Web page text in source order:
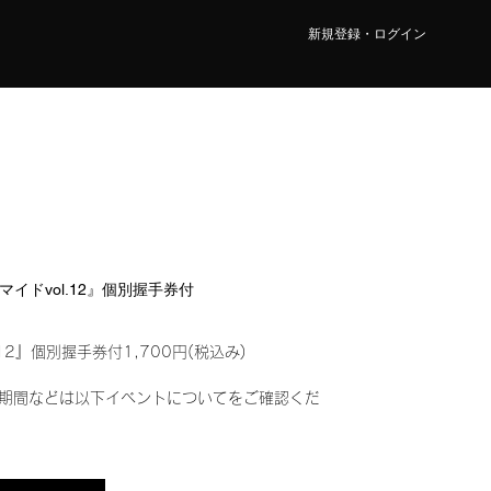
新規登録・ログイン
イドvol.12』個別握手券付
』個別握手券付1,700円(税込み)
間などは以下イベントについてをご確認くだ